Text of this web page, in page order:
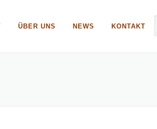
ÜBER UNS NEWS KONTAKT